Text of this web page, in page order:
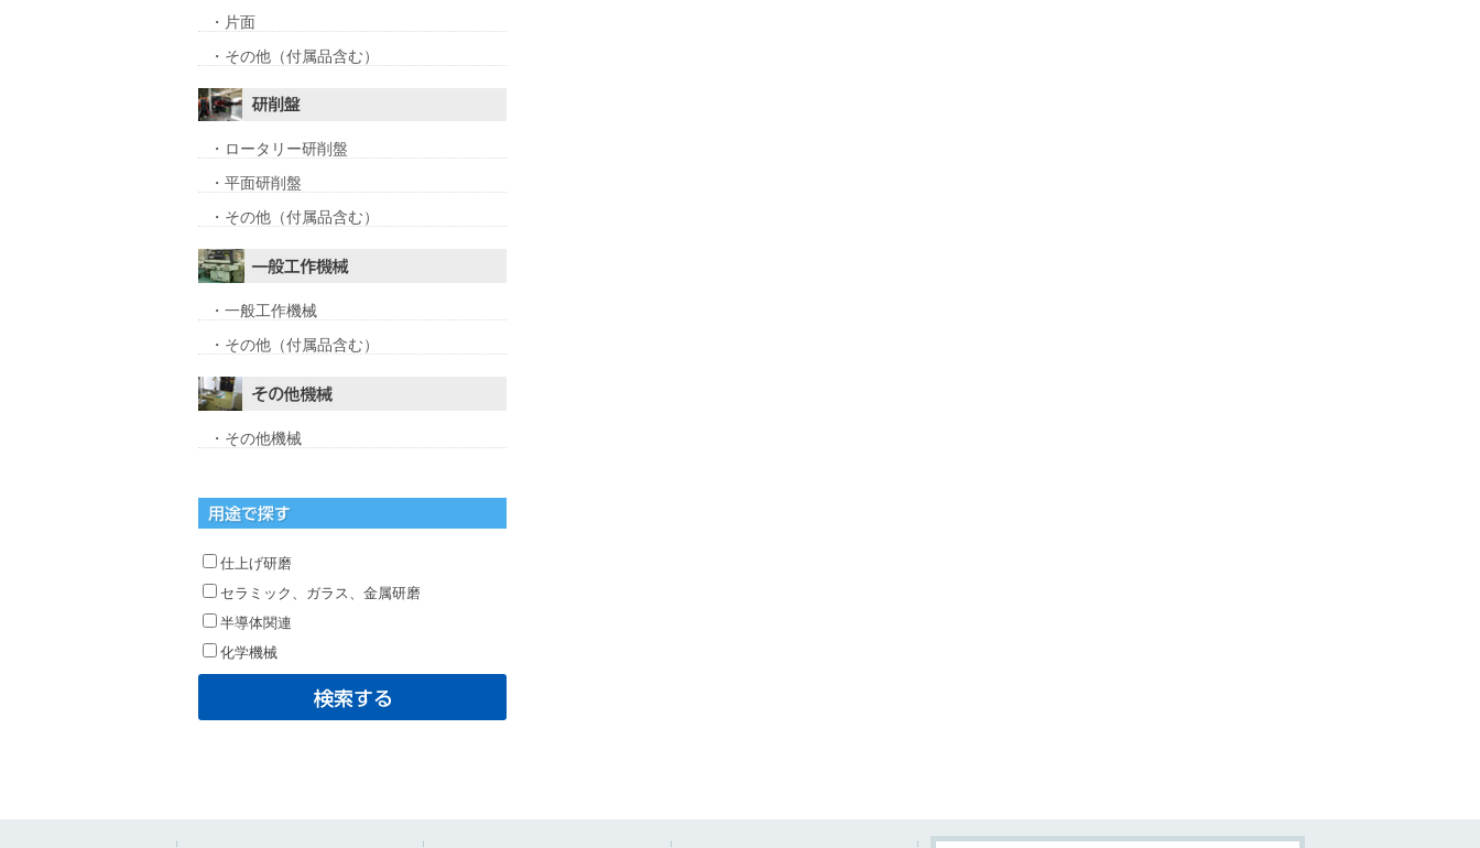
・片面
・その他（付属品含む）
・ロータリー研削盤
・平面研削盤
・その他（付属品含む）
・一般工作機械
・その他（付属品含む）
・その他機械
仕上げ研磨
セラミック、ガラス、金属研磨
半導体関連
化学機械